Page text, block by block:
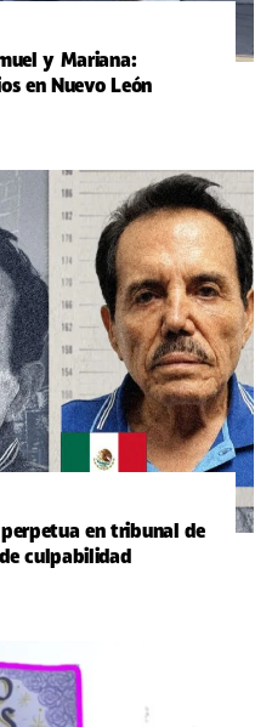
y Mariana:
en Nuevo León
en tribunal de
culpabilidad